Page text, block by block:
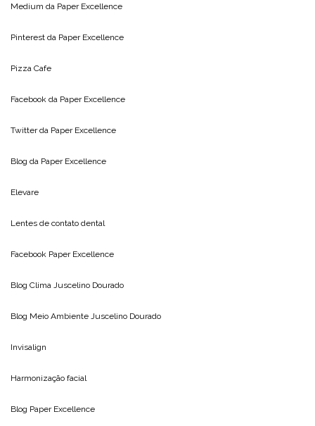
Medium da Paper Excellence
Pinterest da Paper Excellence
Pizza Cafe
Facebook da Paper Excellence
Twitter da Paper Excellence
Blog da Paper Excellence
Elevare
Lentes de contato dental
Facebook Paper Excellence
Blog Clima Juscelino Dourado
Blog Meio Ambiente Juscelino Dourado
Invisalign
Harmonização facial
Blog Paper Excellence